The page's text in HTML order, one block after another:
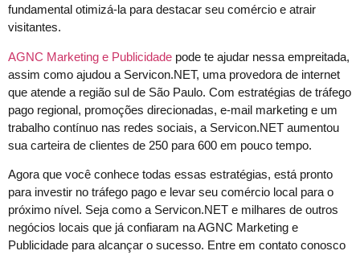
fundamental otimizá-la para destacar seu comércio e atrair
visitantes.
AGNC Marketing e Publicidade pode te ajudar nessa empreitada,
assim como ajudou a Servicon.NET, uma provedora de internet
que atende a região sul de São Paulo. Com estratégias de tráfego
pago regional, promoções direcionadas, e-mail marketing e um
trabalho contínuo nas redes sociais, a Servicon.NET aumentou
sua carteira de clientes de 250 para 600 em pouco tempo.
Agora que você conhece todas essas estratégias, está pronto
para investir no tráfego pago e levar seu comércio local para o
próximo nível. Seja como a Servicon.NET e milhares de outros
negócios locais que já confiaram na AGNC Marketing e
Publicidade para alcançar o sucesso. Entre em contato conosco